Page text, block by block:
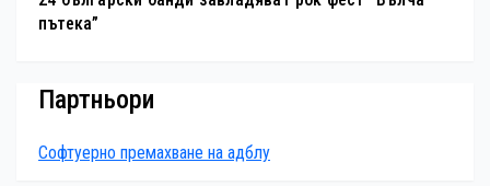
пътека”
Партньори
Софтуерно премахване на адблу